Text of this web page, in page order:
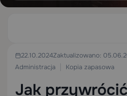
22.10.2024Zaktualizowano:
Administracja
Kopia zapasowa
Jak